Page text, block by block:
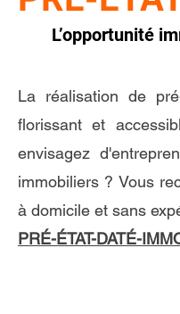
L’opportunité
La réalisation de
florissant et
envisagez
immobiliers ? Vous
à domicile et sans
PRÉ-ÉTAT-DATÉ-